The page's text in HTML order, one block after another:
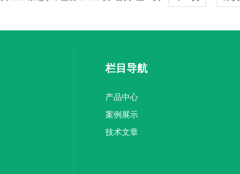
栏目导航
产品中心
案例展示
技术文章